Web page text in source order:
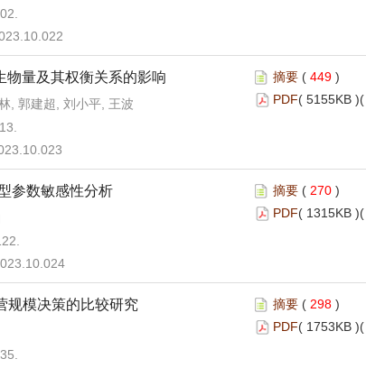
物量及其权衡关系的影响
, 郭建超, 刘小平, 王波
摘要 ( 449 )
PDF( 5155KB )(
参数敏感性分析 摘要 ( 270 )
PDF( 1315KB )(
规模决策的比较研究 摘要 ( 298 )
PDF( 1753KB )(